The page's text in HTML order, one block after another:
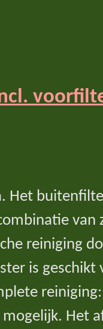
Het
van
reiniging
is geschikt
reiniging:
Het